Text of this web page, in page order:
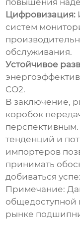
повышения
Цифровизация:
систем
обслуживания.
Устойчивое
CO2.
В заключение,
коробок
тенденций и
импортеров
принимать
добиваться
Примечание:
рынке